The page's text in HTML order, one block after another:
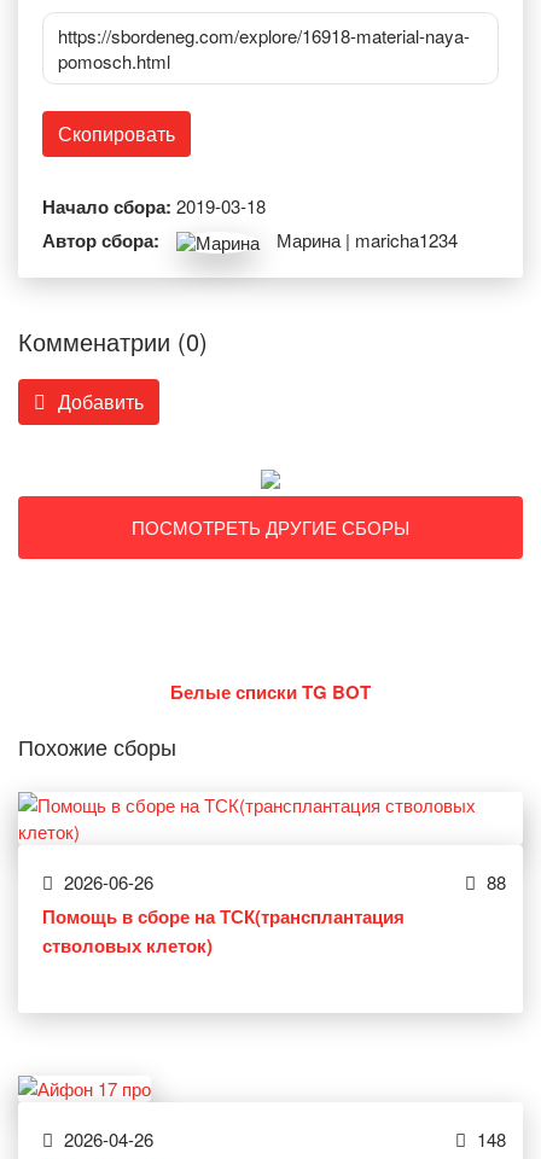
https://sbordeneg.com/explore/16918-material-naya-
pomosch.html
Скопировать
Начало сбора: 2019-03-18
Автор сбора: Марина | maricha1234
Комменатрии (0)
Добавить
ПОСМОТРЕТЬ ДРУГИЕ СБОРЫ
Белые списки TG BOT
Похожие сборы
2026-06-26 88
Помощь в сборе на ТСК(трансплантация
стволовых клеток)
2026-04-26 148